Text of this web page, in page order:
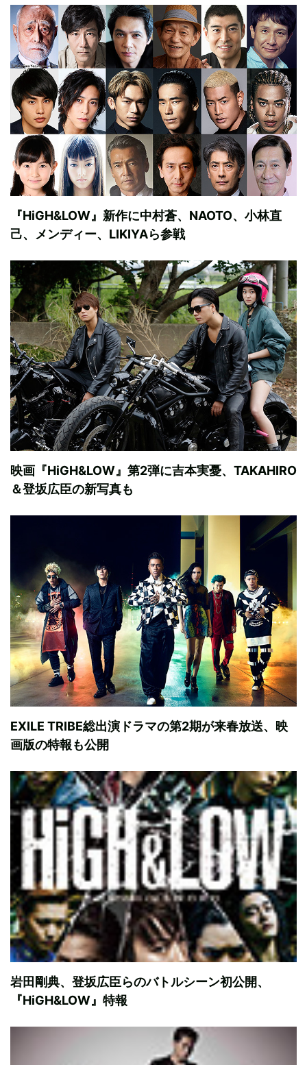
『HiGH&LOW』新作に中村蒼、NAOTO、小林直
己、メンディー、LIKIYAら参戦
映画『HiGH&LOW』第2弾に吉本実憂、TAKAHIRO
＆登坂広臣の新写真も
EXILE TRIBE総出演ドラマの第2期が来春放送、映
画版の特報も公開
岩田剛典、登坂広臣らのバトルシーン初公開、
『HiGH&LOW』特報